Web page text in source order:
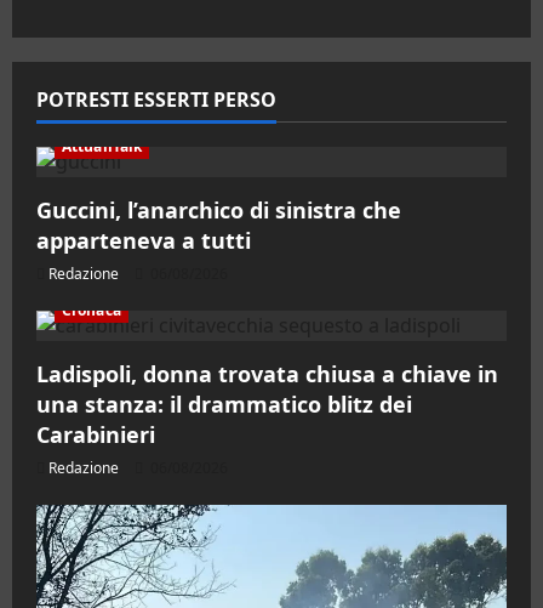
POTRESTI ESSERTI PERSO
AttualiTalk
Guccini, l’anarchico di sinistra che
apparteneva a tutti
Redazione
Cronaca
Ladispoli, donna trovata chiusa a chiave in
una stanza: il drammatico blitz dei
Carabinieri
Redazione